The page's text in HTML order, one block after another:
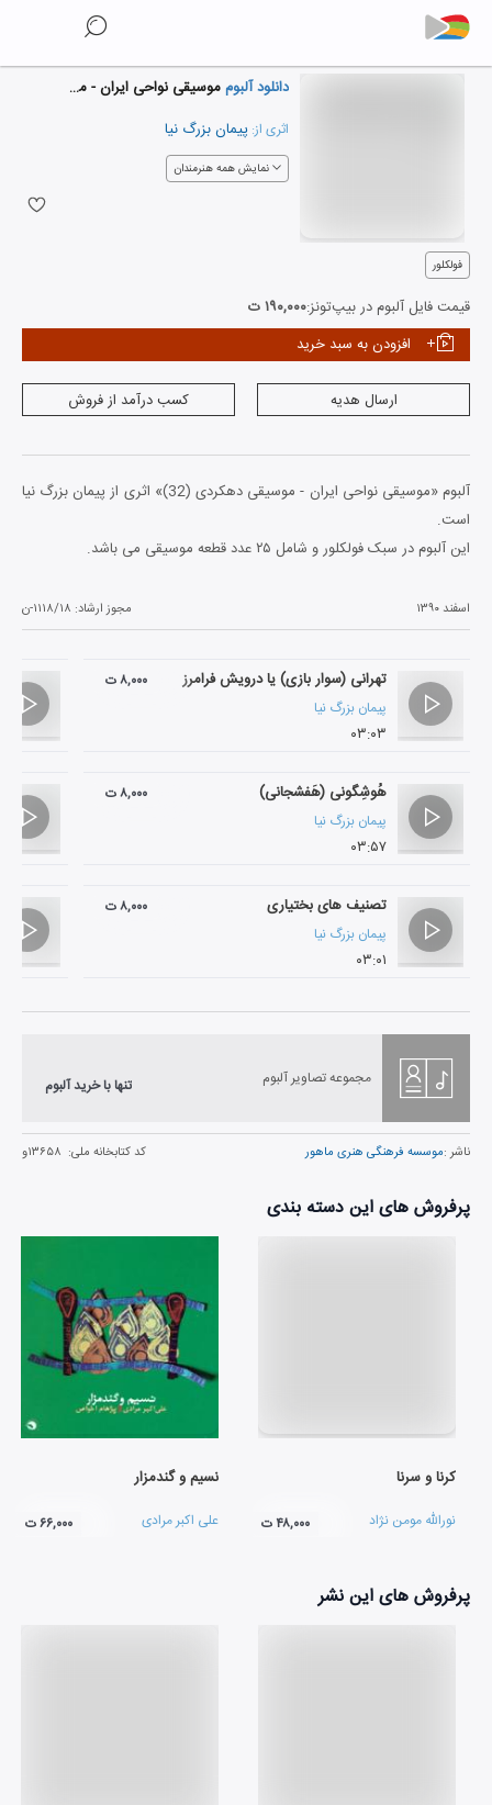
دانلود آلبومموسیقی نواحی ایران - موسیقی دهکردی (32)
اثری از: پیمان بزرگ نیا
نمایش همه هنرمندان
فولکلور
قیمت فایل آلبوم در بیپ‌تونز:۱۹۰,۰۰۰ ت
افزودن به سبد خرید
ارسال هدیه کسب درآمد از فروش
آلبوم «موسیقی نواحی ایران - موسیقی دهکردی (32)» اثری از پیمان بزرگ نیا
است.
این آلبوم در سبک فولکلور و شامل ۲۵ عدد قطعه موسیقی می باشد.
اسفند ۱۳۹۰ مجوز ارشاد: ۱۱۱۸/۱۸-ن
تهرانی (سوار بازی) یا درویش فرامرز
پیمان بزرگ نیا
۰۳:۰۳
۸,۰۰۰ ت
هُوشِگونی (هَفشجانی)
پیمان بزرگ نیا
۰۳:۵۷
۸,۰۰۰ ت
تصنیف های بختیاری
پیمان بزرگ نیا
۰۳:۰۱
۸,۰۰۰ ت
مجموعه تصاویر آلبوم تنها با خرید آلبوم
ناشر :موسسه فرهنگی هنری ماهور کد کتابخانه ملی: ۱۳۶۵۸و
پرفروش های این دسته بندی
کرنا و سرنا
نورالله مومن نژاد ۴۸,۰۰۰ ت
نسیم و گندمزار
علی اکبر مرادی ۶۶,۰۰۰ ت
پرفروش های این نشر